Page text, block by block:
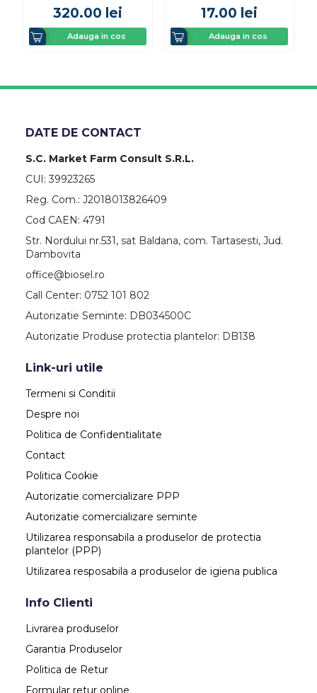
320.00 lei
Adauga in cos
17.00 lei
Adauga in cos
DATE DE CONTACT
S.C. Market Farm Consult S.R.L.
CUI: 39923265
Reg. Com.: J2018013826409
Cod CAEN: 4791
Str. Nordului nr.531, sat Baldana, com. Tartasesti, Jud.
Dambovita
office@biosel.ro
Call Center: 0752 101 802
Autorizatie Seminte: DB034500C
Autorizatie Produse protectia plantelor: DB138
Link-uri utile
Termeni si Conditii
Despre noi
Politica de Confidentialitate
Contact
Politica Cookie
Autorizatie comercializare PPP
Autorizatie comercializare seminte
Utilizarea responsabila a produselor de protectia
plantelor (PPP)
Utilizarea resposabila a produselor de igiena publica
Info Clienti
Livrarea produselor
Garantia Produselor
Politica de Retur
Formular retur online